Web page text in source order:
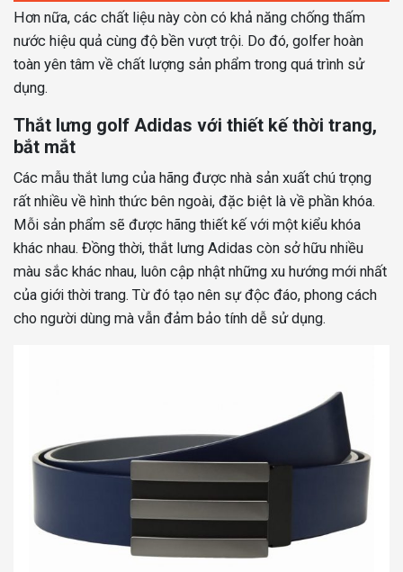
Hơn nữa, các chất liệu này còn có khả năng chống thấm
nước hiệu quả cùng độ bền vượt trội. Do đó, golfer hoàn
toàn yên tâm về chất lượng sản phẩm trong quá trình sử
dụng.
Thắt lưng golf Adidas với thiết kế thời trang,
bắt mắt
Các mẫu thắt lưng của hãng được nhà sản xuất chú trọng
rất nhiều về hình thức bên ngoài, đặc biệt là về phần khóa.
Mỗi sản phẩm sẽ được hãng thiết kế với một kiểu khóa
khác nhau. Đồng thời, thắt lưng Adidas còn sở hữu nhiều
màu sắc khác nhau, luôn cập nhật những xu hướng mới nhất
của giới thời trang. Từ đó tạo nên sự độc đáo, phong cách
cho người dùng mà vẫn đảm bảo tính dễ sử dụng.